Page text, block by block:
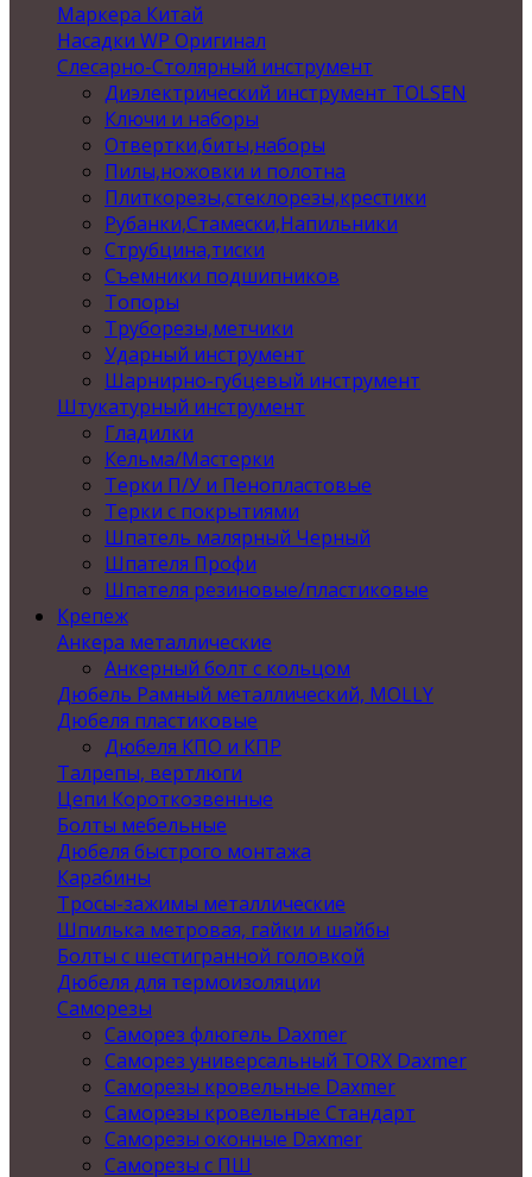
Маркера Китай
Насадки WP Оригинал
Слесарно-Столярный инструмент
Диэлектрический инструмент TOLSEN
Ключи и наборы
Отвертки,биты,наборы
Пилы,ножовки и полотна
Плиткорезы,стеклорезы,крестики
Рубанки,Стамески,Напильники
Струбцина,тиски
Съемники подшипников
Топоры
Труборезы,метчики
Ударный инструмент
Шарнирно-губцевый инструмент
Штукатурный инструмент
Гладилки
Кельма/Мастерки
Терки П/У и Пенопластовые
Терки с покрытиями
Шпатель малярный Черный
Шпателя Профи
Шпателя резиновые/пластиковые
Крепеж
Анкера металлические
Анкерный болт с кольцом
Дюбель Рамный металлический, MOLLY
Дюбеля пластиковые
Дюбеля КПО и КПР
Талрепы, вертлюги
Цепи Короткозвенные
Болты мебельные
Дюбеля быстрого монтажа
Карабины
Тросы-зажимы металлические
Шпилька метровая, гайки и шайбы
Болты с шестигранной головкой
Дюбеля для термоизоляции
Саморезы
Саморез флюгель Daxmer
Саморез универсальный TORX Daxmer
Саморезы кровельные Daxmer
Саморезы кровельные Стандарт
Саморезы оконные Daxmer
Саморезы с ПШ